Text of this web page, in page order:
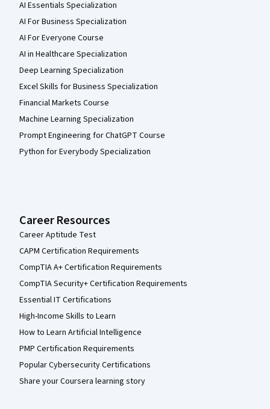
AI Essentials Specialization
AI For Business Specialization
AI For Everyone Course
AI in Healthcare Specialization
Deep Learning Specialization
Excel Skills for Business Specialization
Financial Markets Course
Machine Learning Specialization
Prompt Engineering for ChatGPT Course
Python for Everybody Specialization
Career Resources
Career Aptitude Test
CAPM Certification Requirements
CompTIA A+ Certification Requirements
CompTIA Security+ Certification Requirements
Essential IT Certifications
High-Income Skills to Learn
How to Learn Artificial Intelligence
PMP Certification Requirements
Popular Cybersecurity Certifications
Share your Coursera learning story